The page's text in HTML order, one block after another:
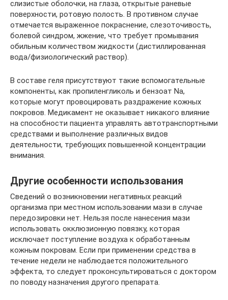
слизистые оболочки, на глаза, открытые раневые
поверхности, ротовую полость. В противном случае
отмечается выраженное покраснение, слезоточивость,
болевой синдром, жжение, что требует промывания
обильным количеством жидкости (дистиллированная
вода/физиологический раствор).
В составе геля присутствуют такие вспомогательные
компоненты, как пропиленгликоль и бензоат Na,
которые могут провоцировать раздражение кожных
покровов. Медикамент не оказывает никакого влияние
на способности пациента управлять автотранспортными
средствами и выполнение различных видов
деятельности, требующих повышенной концентрации
внимания.
Другие особенности использования
Сведений о возникновении негативных реакций
организма при местном использовании мази в случае
передозировки нет. Нельзя после нанесения мази
использовать окклюзионную повязку, которая
исключает поступление воздуха к обработанным
кожным покровам. Если при применении средства в
течение недели не наблюдается положительного
эффекта, то следует проконсультироваться с доктором
по поводу назначения другого препарата.